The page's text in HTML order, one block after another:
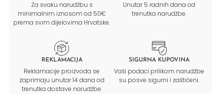
Za svaku narudžbu s
minimalnim iznosom od 50€
prema svim dijelovima Hrvatske.
Unutar 5 radnih dana od
trenutka narudžbe.
REKLAMACIJA
Reklamacije proizvoda se
zaprimaju unutar 14 dana od
trenutka dostave narudžbe.
SIGURNA KUPOVINA
Vaši podaci prilikom narudžbe
su posve sigurni i zaštićeni.